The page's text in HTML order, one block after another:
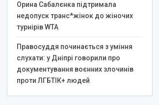
Орина Сабалєнка підтримала
недопуск транс*жінок до жіночих
турнірів WTA
Правосуддя починається з уміння
слухати: у Дніпрі говорили про
документування воєнних злочинів
проти ЛГБТІК+ людей